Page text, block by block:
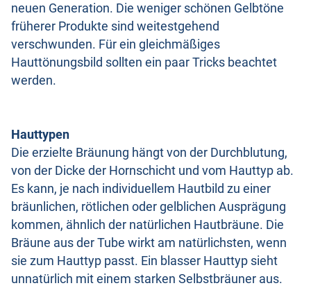
neuen Generation. Die weniger schönen Gelbtöne
früherer Produkte sind weitestgehend
verschwunden. Für ein gleichmäßiges
Hauttönungsbild sollten ein paar Tricks beachtet
werden.
Hauttypen
Die erzielte Bräunung hängt von der Durchblutung,
von der Dicke der Hornschicht und vom Hauttyp ab.
Es kann, je nach individuellem Hautbild zu einer
bräunlichen, rötlichen oder gelblichen Ausprägung
kommen, ähnlich der natürlichen Hautbräune. Die
Bräune aus der Tube wirkt am natürlichsten, wenn
sie zum Hauttyp passt. Ein blasser Hauttyp sieht
unnatürlich mit einem starken Selbstbräuner aus.